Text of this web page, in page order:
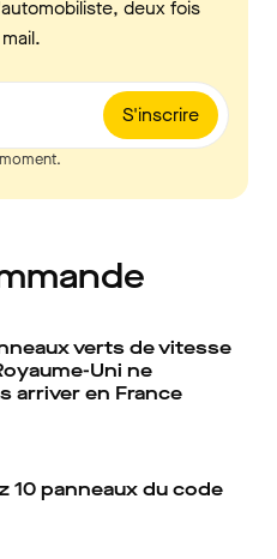
deux fois
S'inscrire
verts de vitesse
Uni ne
arriver en France
10 panneaux du code